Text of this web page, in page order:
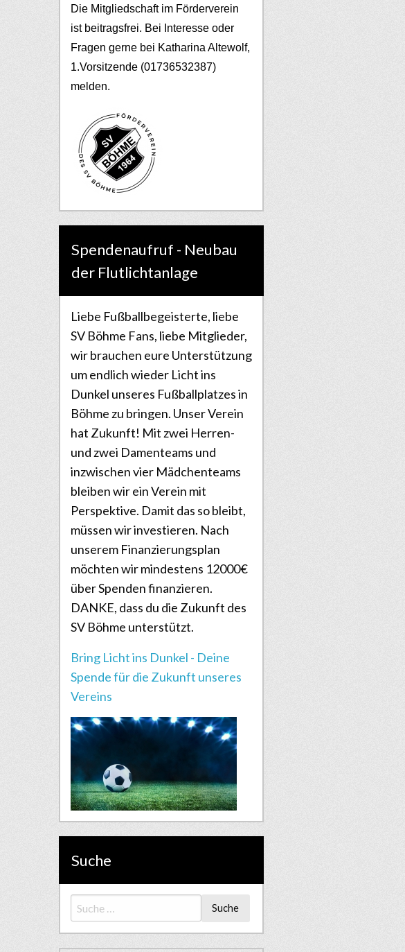
Die Mitgliedschaft im Förderverein
ist beitragsfrei. Bei Interesse oder
Fragen gerne bei Katharina Altewolf,
1.Vorsitzende (01736532387)
melden.
Spendenaufruf - Neubau
der Flutlichtanlage
Liebe Fußballbegeisterte, liebe
SV Böhme Fans, liebe Mitglieder,
wir brauchen eure Unterstützung
um endlich wieder Licht ins
Dunkel unseres Fußballplatzes in
Böhme zu bringen. Unser Verein
hat Zukunft! Mit zwei Herren-
und zwei Damenteams und
inzwischen vier Mädchenteams
bleiben wir ein Verein mit
Perspektive. Damit das so bleibt,
müssen wir investieren. Nach
unserem Finanzierungsplan
möchten wir mindestens 12000€
über Spenden finanzieren.
DANKE, dass du die Zukunft des
SV Böhme unterstützt.
Bring Licht ins Dunkel - Deine
Spende für die Zukunft unseres
Vereins
Suche
Suche